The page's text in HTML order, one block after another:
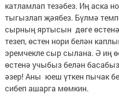
катламлап тезәбез. Иң аска
тыгызлап җәябез. Бүлмә
сырның яртысын дөге
тезеп, өстен нори белән
эремчекле сыр сылана. Ә иң
өстенә учыбыз белән
әзер! Аны юеш үткен пычак
сибеп ашарга мөмкин.